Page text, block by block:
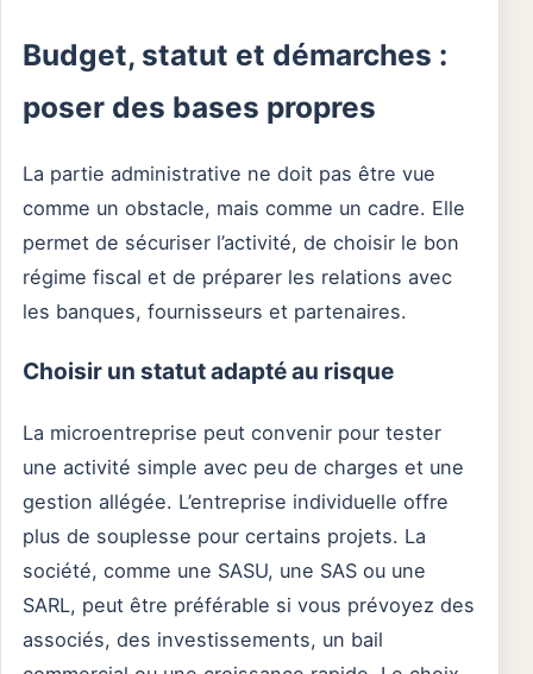
Budget, statut et démarches :
poser des bases propres
La partie administrative ne doit pas être vue
comme un obstacle, mais comme un cadre. Elle
permet de sécuriser l’activité, de choisir le bon
régime fiscal et de préparer les relations avec
les banques, fournisseurs et partenaires.
Choisir un statut adapté au risque
La microentreprise peut convenir pour tester
une activité simple avec peu de charges et une
gestion allégée. L’entreprise individuelle offre
plus de souplesse pour certains projets. La
société, comme une SASU, une SAS ou une
SARL, peut être préférable si vous prévoyez des
associés, des investissements, un bail